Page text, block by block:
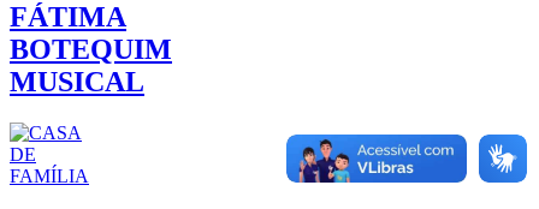
FÁTIMA
BOTEQUIM
MUSICAL